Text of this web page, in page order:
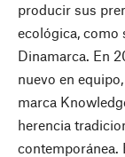
producir sus
ecológica, como
Dinamarca. En
nuevo en
marca
herencia
contemporánea.